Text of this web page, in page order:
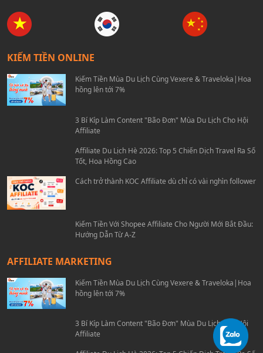
KIẾM TIỀN ONLINE
Kiếm Tiền Mùa Du Lịch Cùng Vexere & Traveloka|Hoa
hồng lên tới 7%
3 Bí Kíp Làm Content "Bão Đơn" Mùa Du Lịch Cho Hội
Affiliate
Affiliate Du Lịch Hè 2026: Top 5 Chiến Dịch Travel Ra Số
Tốt, Hoa Hồng Cao
Hướng Dẫn Từ A-Z
AFFILIATE MARKETING
Kiếm Tiền Mùa Du Lịch Cùng Vexere & Traveloka|Hoa
hồng lên tới 7%